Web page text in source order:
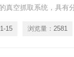
真空抓取系统，具有
15 浏览量： 2581